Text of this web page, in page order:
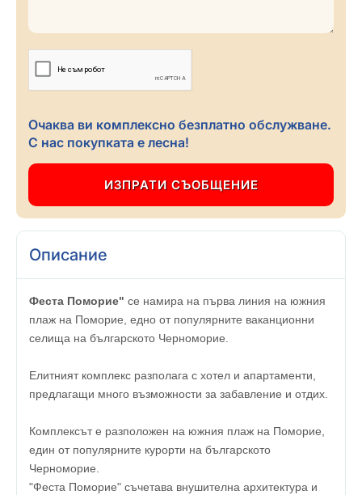
Очаква ви комплексно безплатно обслужване.
С нас покупката е лесна!
Описание
Феста Поморие" се намира на първа линия на южния
плаж на Поморие, едно от популярните ваканционни
селища на българското Черноморие.
Елитният комплекс разполага с хотел и апартаменти,
предлагащи много възможности за забавление и отдих.
Комплексът е разположен на южния плаж на Поморие,
един от популярните курорти на българското
Черноморие.
"Феста Поморие" съчетава внушителна архитектура и